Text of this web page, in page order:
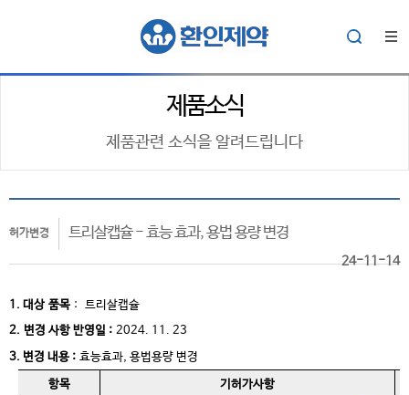
제품소식
제품관련 소식을 알려드립니다
허가변경 트리살캡슐 - 효능 효과, 용법 용량 변경
24-11-14
1. 대상 품목 : 트리살캡슐
2. 변경 사항 반영일 : 2024. 11. 23
3. 변경 내용 : 효능효과, 용법용량 변경
항목
기허가사항